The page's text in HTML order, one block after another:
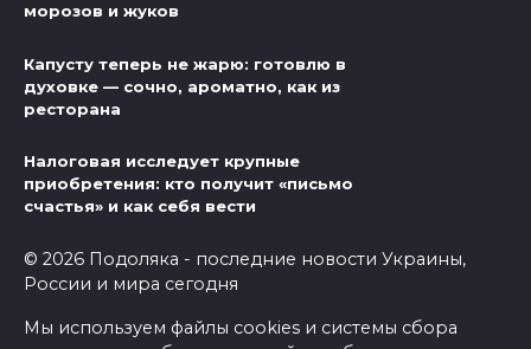
морозов и жуков
Капусту теперь не жарю: готовлю в
духовке — сочно, ароматно, как из
ресторана
Налоговая исследует крупные
приобретения: кто получит «письмо
счастья» и как себя вести
© 2026 Подоляка - последние новости Украины,
России и мира сегодня
Мы используем файлы cookies и системы сбора